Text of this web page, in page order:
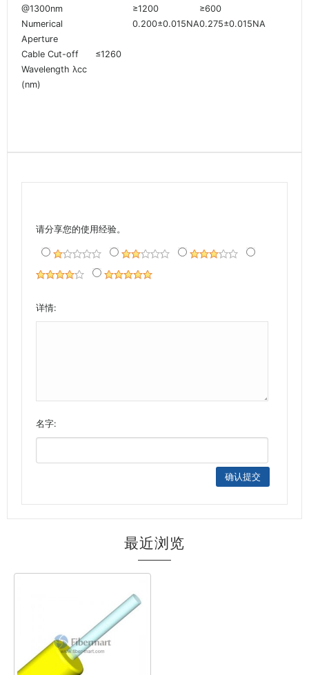
@1300nm ≥1200
≥600
Numerical
Aperture
0.200±0.015NA0.275±0.015NA
Cable Cut-off
Wavelength λcc
(nm)
≤1260
请分享您的使用经验。
详情:
名字:
最近浏览